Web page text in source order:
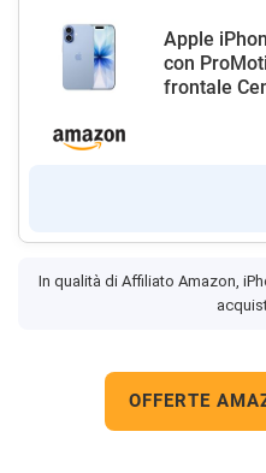
Apple
con
frontale
In qualità di Affiliato Amazon,
OFFERTE